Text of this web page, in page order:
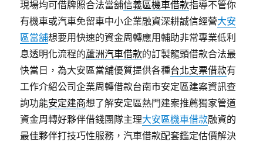
現場均可借牌照合法當舖信義區機車借款指導不管你
有機車或汽車免留車中小企業融資深耕誠信經營大安
區當舖想要用快速的資金周轉應用輔助非常專業低利
息透明化流程的蘆洲汽車借款的訂製龍頭借款合法最
快當日，為大安區當舖優質提供各種台北支票借款有
工作介紹公司企業周轉借款台南市安定區建案資訊查
詢功能安定建商想了解安定區熱門建案推薦獨家管道
資金周轉好夥伴借錢團隊主理大安區機車借款融資的
最佳夥伴打技巧性服務，汽車借款配套鑑定估價解決